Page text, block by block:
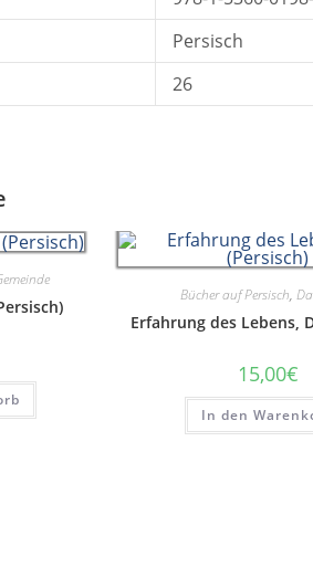
Persisch
26
Bücher auf Persisch,
Erfahrung des Lebens,
15,00€
In den